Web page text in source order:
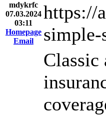
mdykrfc
07.03.2024
03:11
Homepage
Email
https://
simple-
Classic